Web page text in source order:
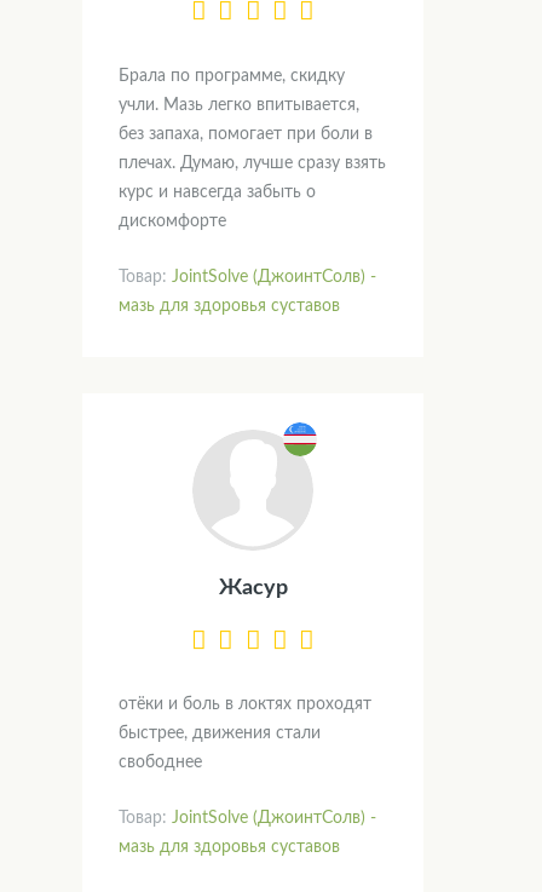
Брала по программе, скидку
учли. Мазь легко впитывается,
без запаха, помогает при боли в
плечах. Думаю, лучше сразу взять
курс и навсегда забыть о
дискомфорте
Товар: JointSolve (ДжоинтСолв) -
мазь для здоровья суставов
Жасур
отёки и боль в локтях проходят
быстрее, движения стали
свободнее
Товар: JointSolve (ДжоинтСолв) -
мазь для здоровья суставов